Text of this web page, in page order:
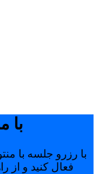
با
با رزرو جلسه با
فعال کنید و از